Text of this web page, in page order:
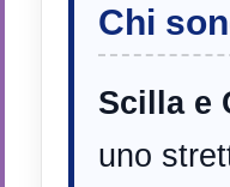
Chi
Scilla e
uno